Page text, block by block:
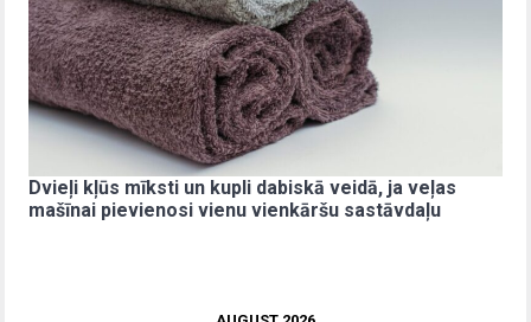
Dvieļi kļūs mīksti un kupli dabiskā veidā, ja veļas
mašīnai pievienosi vienu vienkāršu sastāvdaļu